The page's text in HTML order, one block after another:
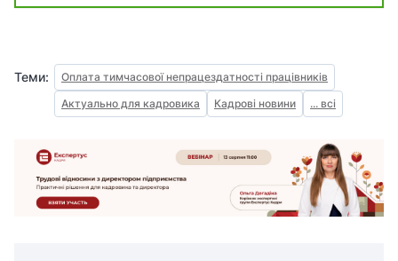
Теми:
Оплата тимчасової непрацездатності працівників
Актуально для кадровика
Кадрові новини ... всі